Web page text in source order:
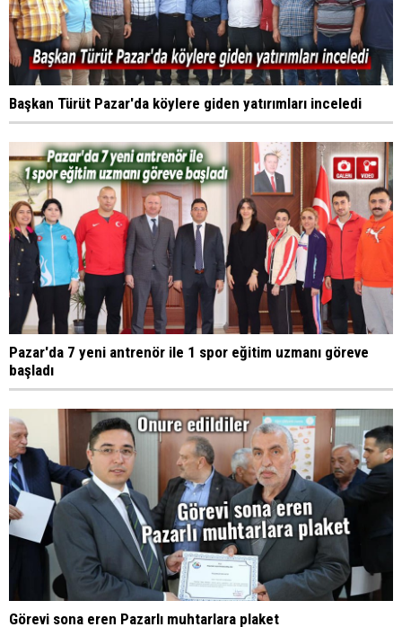
Başkan Türüt Pazar'da köylere giden yatırımları inceledi
Pazar'da 7 yeni antrenör ile 1 spor eğitim uzmanı göreve
başladı
Görevi sona eren Pazarlı muhtarlara plaket